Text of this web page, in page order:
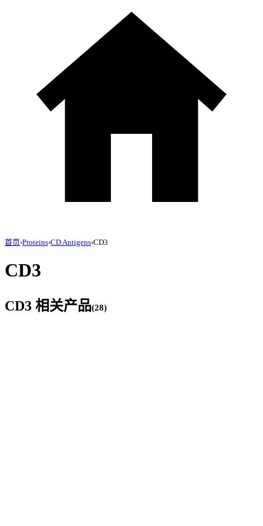
首页›Proteins›CD Antigens›CD3
CD3
CD3 相关产品(28)